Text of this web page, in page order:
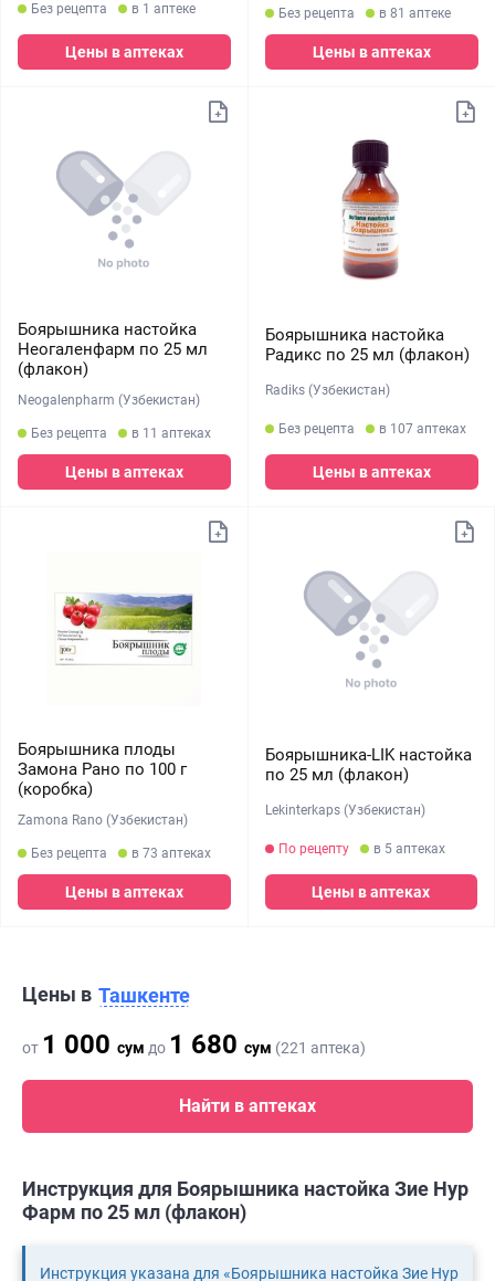
Без рецепта в 1 аптеке
Цены в аптеках
Без рецепта в 81 аптеке
Цены в аптеках
Боярышника настойка
Неогаленфарм по 25 мл
(флакон)
Neogalenpharm (Узбекистан)
Без рецепта в 11 аптеках
Цены в аптеках
Боярышника настойка
Радикс по 25 мл (флакон)
Radiks (Узбекистан)
Без рецепта в 107 аптеках
Цены в аптеках
Боярышника плоды
Замона Рано по 100 г
(коробка)
Zamona Rano (Узбекистан)
Без рецепта в 73 аптеках
Цены в аптеках
Боярышника-LIK настойка
по 25 мл (флакон)
Lekinterkaps (Узбекистан)
По рецепту в 5 аптеках
Цены в аптеках
Цены в Ташкенте
от 1 000 сум до 1 680 сум (221 аптека)
Найти в аптеках
Инструкция для Боярышника настойка Зие Нур
Фарм по 25 мл (флакон)
Инструкция указана для «Боярышника настойка Зие Нур